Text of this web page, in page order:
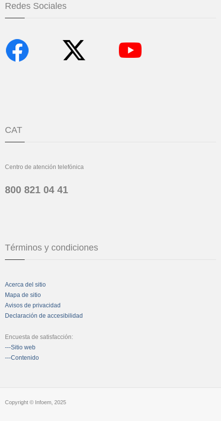
Redes Sociales
CAT
Centro de atención telefónica
800 821 04 41
Términos y condiciones
Acerca del sitio
Mapa de sitio
Avisos de privacidad
Declaración de accesibilidad
Encuesta de satisfacción:
---Sitio web
---Contenido
Copyright © Infoem, 2025